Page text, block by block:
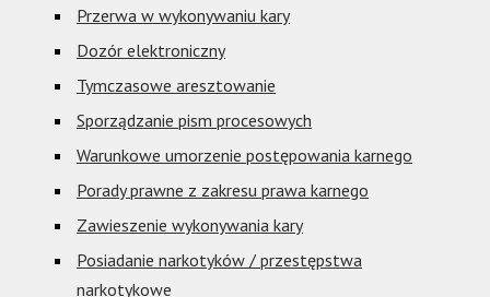
Przerwa w wykonywaniu kary
Dozór elektroniczny
Tymczasowe aresztowanie
Sporządzanie pism procesowych
Warunkowe umorzenie postępowania karnego
Porady prawne z zakresu prawa karnego
Zawieszenie wykonywania kary
Posiadanie narkotyków / przestępstwa
narkotykowe